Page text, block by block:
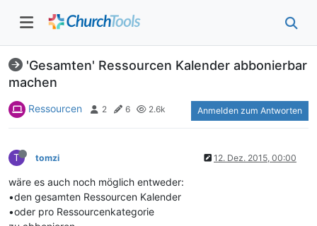
'Gesamten' Ressourcen Kalender abbonierbar
machen
Ressourcen 2 6 2.6k Anmelden zum Antworten
T tomzi 12. Dez. 2015, 00:00
wäre es auch noch möglich entweder:
•den gesamten Ressourcen Kalender
•oder pro Ressourcenkategorie